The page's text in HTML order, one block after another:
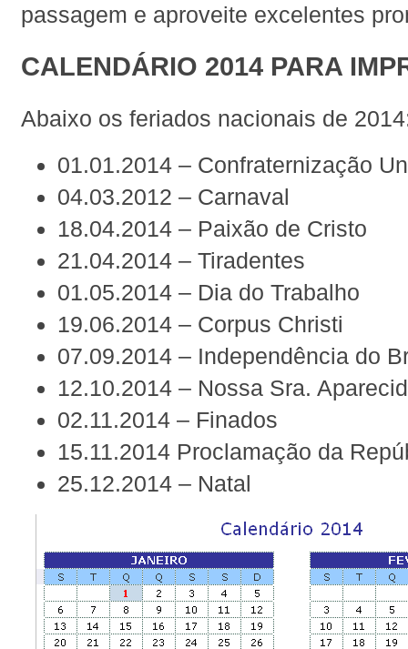
passagem e aproveite excelentes
CALENDÁRIO 2014 PARA
Abaixo os feriados nacionais de
01.01.2014 – Confraternização
04.03.2012 – Carnaval
18.04.2014 – Paixão de Cristo
21.04.2014 – Tiradentes
01.05.2014 – Dia do Trabalho
19.06.2014 – Corpus Christi
07.09.2014 – Independência do
12.10.2014 – Nossa Sra.
02.11.2014 – Finados
15.11.2014 Proclamação da
25.12.2014 – Natal